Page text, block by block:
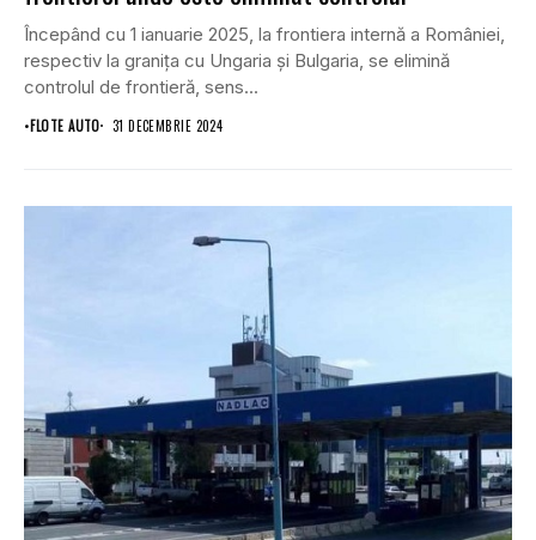
Începând cu 1 ianuarie 2025, la frontiera internă a României,
respectiv la granița cu Ungaria și Bulgaria, se elimină
controlul de frontieră, sens...
•FLOTE AUTO 31 DECEMBRIE 2024